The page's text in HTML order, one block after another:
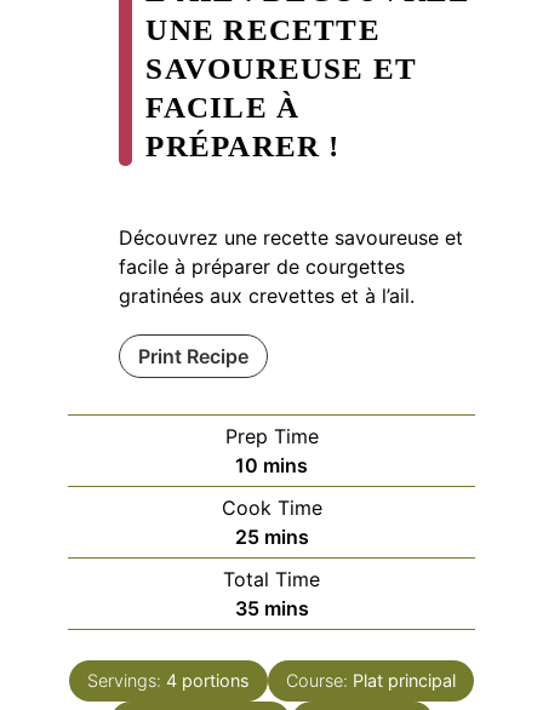
UNE RECETTE
SAVOUREUSE ET
FACILE À
PRÉPARER !
Découvrez une recette savoureuse et
facile à préparer de courgettes
gratinées aux crevettes et à l’ail.
Print Recipe
Prep Time
10 minutes
mins
Cook Time
25minutes
mins
Total Time
35minutes
mins
Servings: 4 portions Course: Plat principal